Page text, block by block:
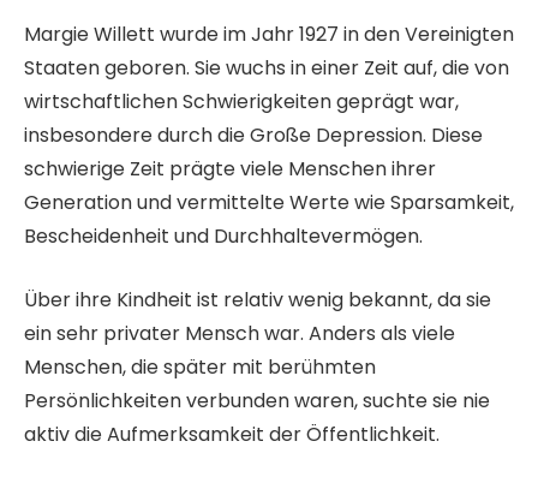
Margie Willett wurde im Jahr 1927 in den Vereinigten
Staaten geboren. Sie wuchs in einer Zeit auf, die von
wirtschaftlichen Schwierigkeiten geprägt war,
insbesondere durch die Große Depression. Diese
schwierige Zeit prägte viele Menschen ihrer
Generation und vermittelte Werte wie Sparsamkeit,
Bescheidenheit und Durchhaltevermögen.
Über ihre Kindheit ist relativ wenig bekannt, da sie
ein sehr privater Mensch war. Anders als viele
Menschen, die später mit berühmten
Persönlichkeiten verbunden waren, suchte sie nie
aktiv die Aufmerksamkeit der Öffentlichkeit.